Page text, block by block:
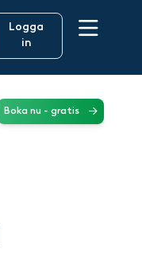
Logga
in
Boka nu - gratis